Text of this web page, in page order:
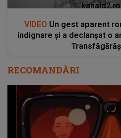
kanald2.ro
VIDEO Un gest aparent
indignare și a declanșat o
RECOMANDĂRI